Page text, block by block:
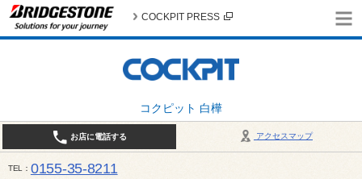
コクピット 白樺
COCKPIT PRESS
アクセスマップ
お店に電話する
TEL 0155-35-8211